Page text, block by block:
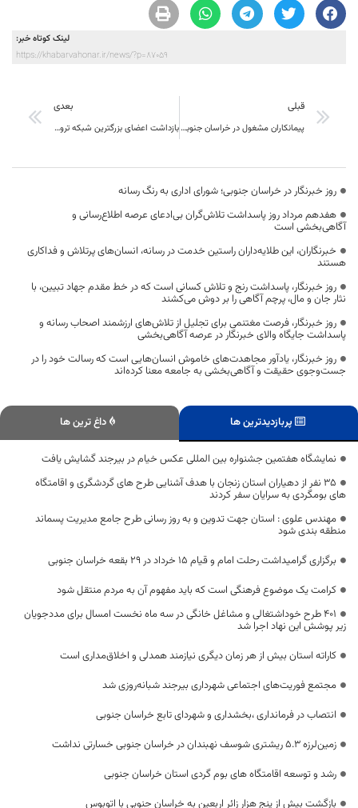
لینک کوتاه خبر:
https://khabarvahonar.ir/news/?p=87059
قبلی
پیمانکاران مشغول در خراسان جنوبی باید افتتاح حساب بانکی در استان داشته باشند
بعدی
بازداشت اعضای بزرگترین شبکه تروریستی وابسته به رژیم صهیونیستی در چند استان
روز خبرنگار در خراسان جنوبی؛ شورای اداری به رنگ رسانه
هفدهم مرداد روز پاسداشت تلاش‌گران بی‌ادعای عرصه اطلاع‌رسانی و
آگاهی‌بخشی است
خبرنگاران، این طلایه‌داران راستین خدمت در رسانه، انسان‌های پرتلاش و فداکاری
هستند
روز خبرنگار، پاسداشت رنج و تلاش کسانی است که در خط مقدم جهاد تبیین، با
نثار جان و مال، پرچم آگاهی را بر دوش می‌کشند
روز خبرنگار، فرصت مغتنمی برای تجلیل از تلاش‌های ارزشمند اصحاب رسانه و
پاسداشت جایگاه والای خبرنگار در عرصه آگاهی‌بخشی
روز خبرنگار، یادآور مجاهدت‌های خاموش انسان‌هایی است که رسالت خود را در
جست‌وجوی حقیقت و آگاهی‌بخشی به جامعه معنا کرده‌اند
پربازدیدترین ها داغ ترین ها
نمایشگاه هفتمین جشنواره بین المللی عکس خیام در بیرجند گشایش یافت
۳۵ نفر از دهیاران استان زنجان با هدف آشنایی طرح های گردشگری و اقامتگاه
های بومگردی به سرایان سفر کردند
مهندس علوی : استان جهت تدوین و به روز رسانی طرح جامع مدیریت پسماند
منطقه بندی شود
برگزاری گرامیداشت رحلت امام و قیام ۱۵ خرداد در ۲۹ بقعه خراسان جنوبی
کرامت یک موضوع فرهنگی است که باید مفهوم آن به مردم منتقل شود
۴۰۱ طرح خوداشتغالی و مشاغل خانگی در سه ماه نخست امسال برای مددجویان
زیر پوشش این نهاد اجرا شد
کاراته استان بیش از هر زمان دیگری نیازمند همدلی و اخلاق‌مداری است
مجتمع فوریت‌های اجتماعی شهرداری بیرجند شبانه‌روزی شد
انتصاب در فرمانداری ،بخشداری و شهردای تابع خراسان جنوبی
زمین‌لرزه ۵.۳ ریشتری شوسف نهبندان در خراسان جنوبی خسارتی نداشت
رشد و توسعه اقامتگاه های بوم گردی استان خراسان جنوبی
بازگشت بیش از پنج هزار زائر اربعین به خراسان جنوبی با اتوبوس